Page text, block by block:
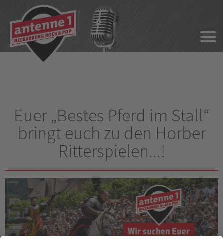
Euer „Bestes Pferd im Stall“
bringt euch zu den Horber
Ritterspielen...!